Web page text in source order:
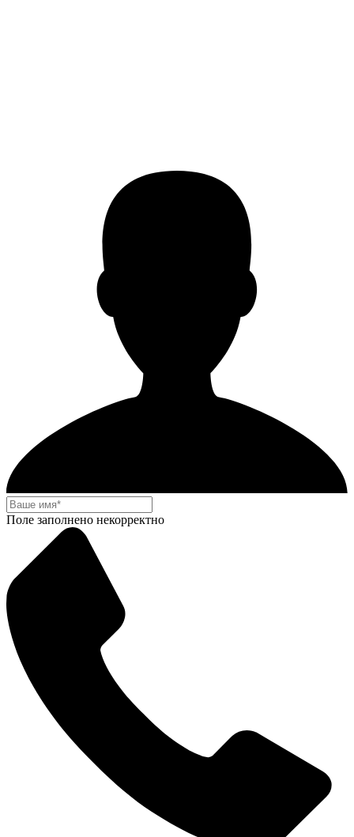
Поле заполнено некорректно